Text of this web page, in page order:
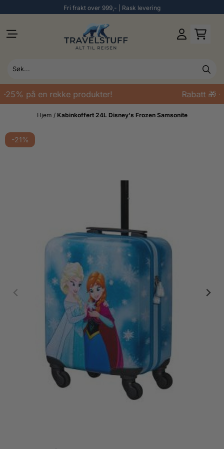
Fri frakt over 999,- | Rask levering
på en rekke produkter! Rabatt 🎁
Hjem / Kabinkoffert 24L Disney's Frozen Samsonite
-21%